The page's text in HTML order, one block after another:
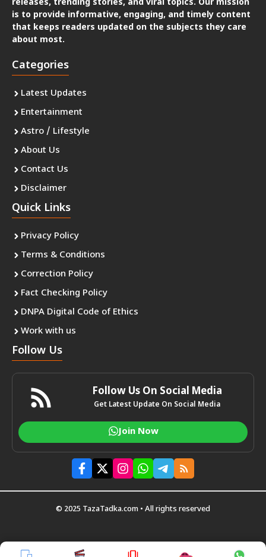
releases, trending stories, and viral topics. Our mission
is to provide informative, engaging, and timely content
that keeps readers updated on the subjects they care
about most.
Categories
Latest Updates
Entertainment
Astro / Lifestyle
About Us
Contact Us
Disclaimer
Quick Links
Privacy Policy
Terms & Conditions
Correction Policy
Fact Checking Policy
DNPA Digital Code of Ethics
Work with us
Follow Us
Follow Us On Social Media
Get Latest Update On Social Media
Join Now
© 2025 TazaTadka.com • All rights reserved